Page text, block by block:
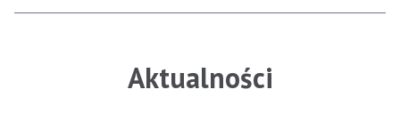
Aktualności